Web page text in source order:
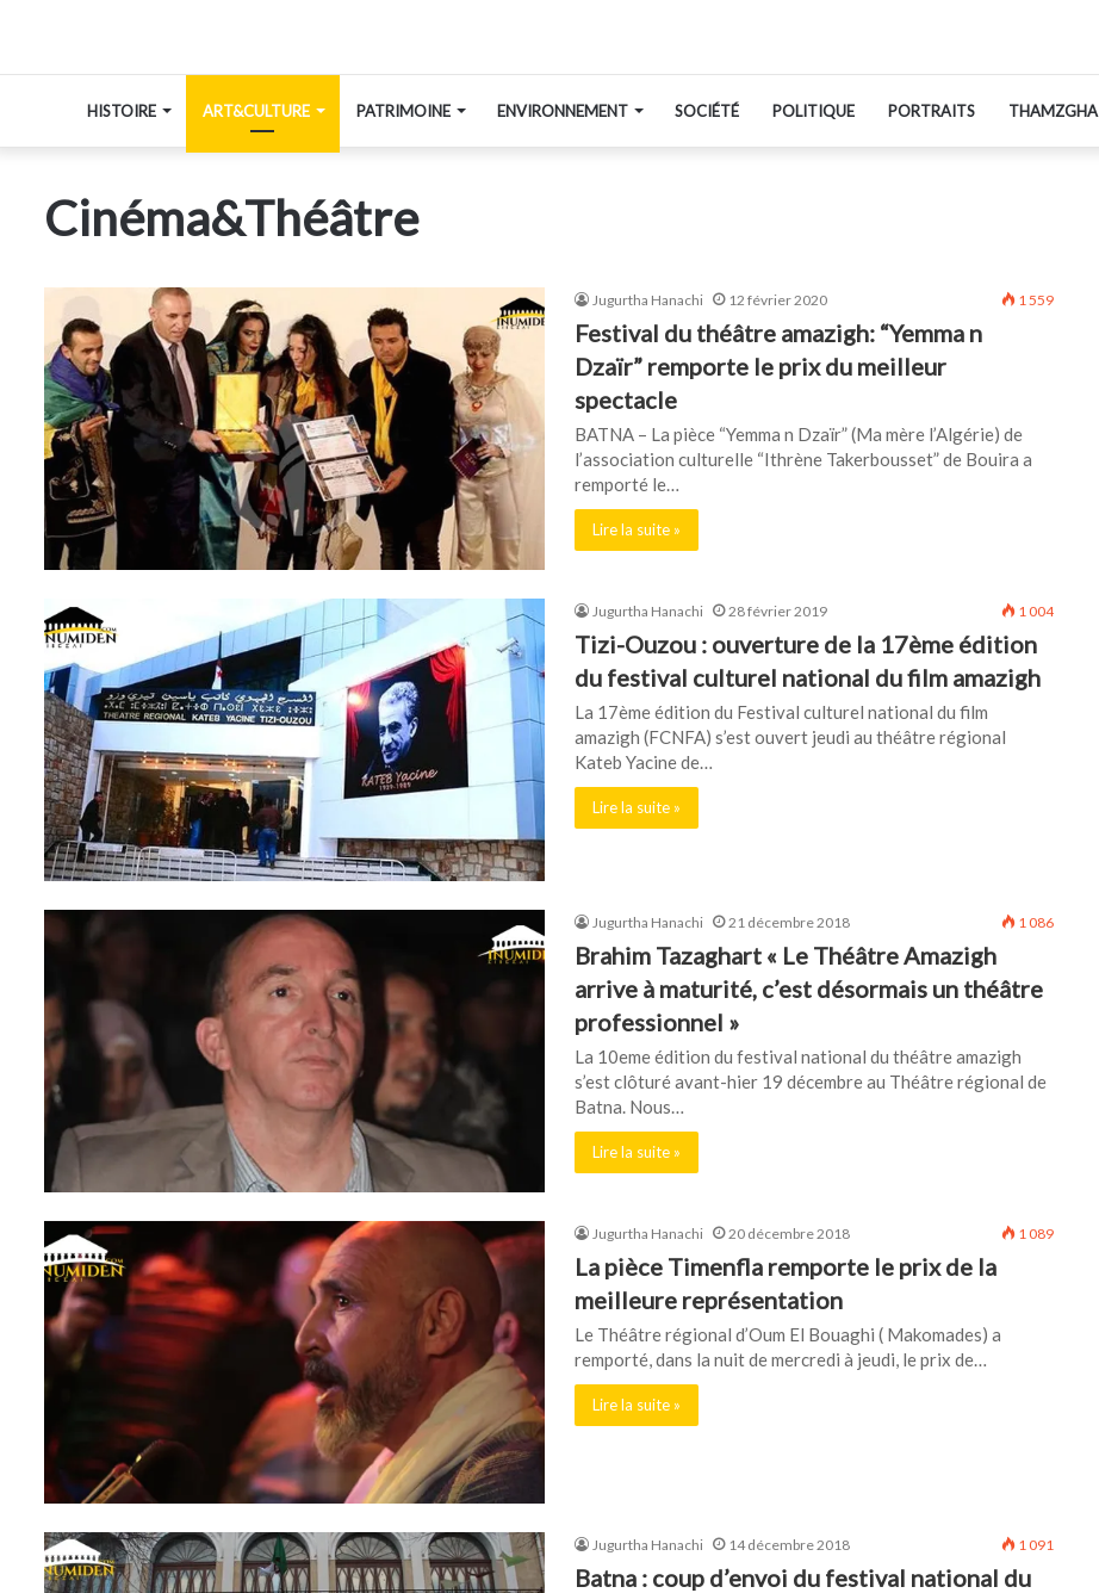
HISTOIRE ART&CULTURE PATRIMOINE ENVIRONNEMENT SOCIÉTÉ POLITIQUE PORTRAITS THAMZGHA
Cinéma&Théâtre
Jugurtha Hanachi 12 février 2020 1 559
Festival du théâtre amazigh: “Yemma n
Dzaïr” remporte le prix du meilleur
spectacle
BATNA – La pièce “Yemma n Dzaïr” (Ma mère l’Algérie) de
l’association culturelle “Ithrène Takerbousset” de Bouira a
remporté le…
Lire la suite »
Jugurtha Hanachi 28 février 2019 1 004
Tizi-Ouzou : ouverture de la 17ème édition
du festival culturel national du film amazigh
La 17ème édition du Festival culturel national du film
amazigh (FCNFA) s’est ouvert jeudi au théâtre régional
Kateb Yacine de…
Lire la suite »
Jugurtha Hanachi 21 décembre 2018 1 086
Brahim Tazaghart « Le Théâtre Amazigh
arrive à maturité, c’est désormais un théâtre
professionnel »
La 10eme édition du festival national du théâtre amazigh
s’est clôturé avant-hier 19 décembre au Théâtre régional de
Batna. Nous…
Lire la suite »
Jugurtha Hanachi 20 décembre 2018 1 089
La pièce Timenfla remporte le prix de la
meilleure représentation
Le Théâtre régional d’Oum El Bouaghi ( Makomades) a
remporté, dans la nuit de mercredi à jeudi, le prix de…
Lire la suite »
Jugurtha Hanachi 14 décembre 2018 1 091
Batna : coup d’envoi du festival national du